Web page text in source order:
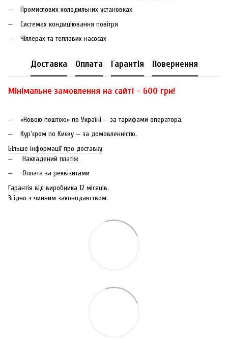
Промислових холодильних установках
Системах кондиціювання повітря
Чіллерах та теплових насосах
Доставка Оплата Гарантія Повернення
Мінімальне замовлення на сайті - 600 грн!
«Новою поштою» по Україні — за тарифами оператора.
Кур'єром по Києву — за домовленністю.
Більше інформації про доставку
Накладений платіж
Оплата за реквізитами
Гарантія від виробника 12 місяців.
Згідно з чинним законодавством.